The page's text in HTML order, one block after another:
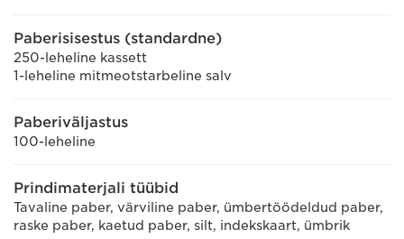
Paberisisestus (standardne)
250-leheline kassett
1-leheline mitmeotstarbeline salv
Paberiväljastus
100-leheline
Prindimaterjali tüübid
Tavaline paber, värviline paber, ümbertöödeldud paber,
raske paber, kaetud paber, silt, indekskaart, ümbrik